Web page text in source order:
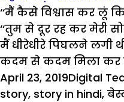
‘‘मैं कैसे विश्वास कर लूं
‘‘तुम से दूर रह कर मेरी
मैं धीरेधीरे पिघलने लगी
कदम से कदम मिला कर
Posted
on
April 23, 2019Author
Digital
story, story in hindi,